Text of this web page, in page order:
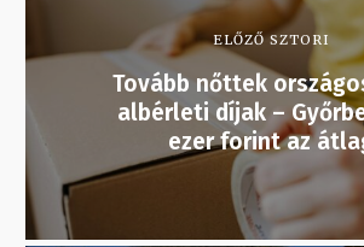
ELŐZŐ SZTORI
Tovább nőttek
albérleti díjak –
ezer forint az